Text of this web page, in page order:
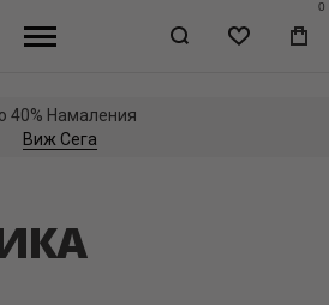
WISHLIST
0
оферти & промоции
Присъедини се